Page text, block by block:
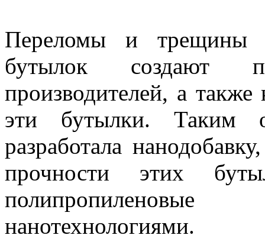
Переломы и трещины в
бутылок создают
производителей, а
эти бутылки. Таким
разработала
прочности этих
нанотехнологиями.